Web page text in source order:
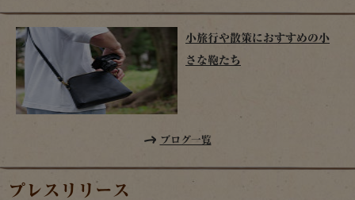
小旅行や散策におすすめの小
さな鞄たち
ブログ一覧
プレスリリース